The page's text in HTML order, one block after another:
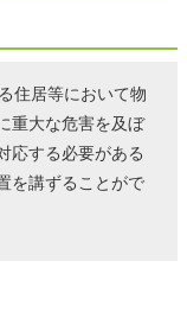
住居等において物
重大な危害を及ぼ
応する必要がある
を講ずることがで